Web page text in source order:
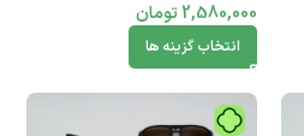
2,580,000تومان
انتخاب گزینه ها